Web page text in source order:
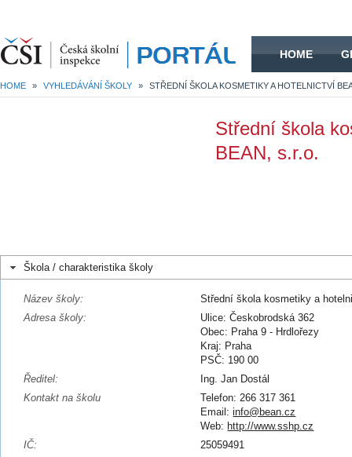
HOME
HOME » VYHLEDÁVÁNÍ ŠKOLY »
Střední škola
BEAN, s.r.o.
Škola / charakteristika školy
Název školy:
Střední škola kosmetiky a
Adresa školy:
Ulice: Českobrodská 362
Obec: Praha 9 - Hrdlořezy
Kraj: Praha
PSČ: 190 00
Ředitel:
Ing. Jan Dostál
Kontakt na školu
Telefon: 266 317 361
Email:info@bean.cz
Web: http://www.sshp.cz
IČ:
25059491